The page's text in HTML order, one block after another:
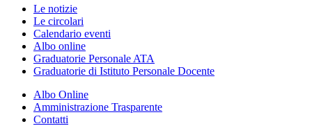
Le notizie
Le circolari
Calendario eventi
Albo online
Graduatorie Personale ATA
Graduatorie di Istituto Personale Docente
Albo Online
Amministrazione Trasparente
Contatti